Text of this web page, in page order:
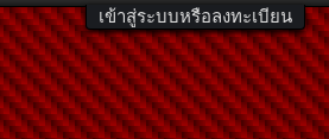
เข้าสู่ระบบหรือลงทะเบียน